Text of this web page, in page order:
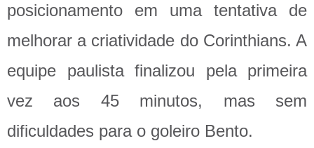
posicionamento em uma tentativa de
melhorar a criatividade do Corinthians. A
equipe paulista finalizou pela primeira
vez aos 45 minutos, mas sem
dificuldades para o goleiro Bento.